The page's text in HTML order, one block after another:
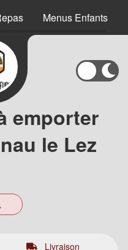
Menus Enfants
emporter
le Lez
Livraison